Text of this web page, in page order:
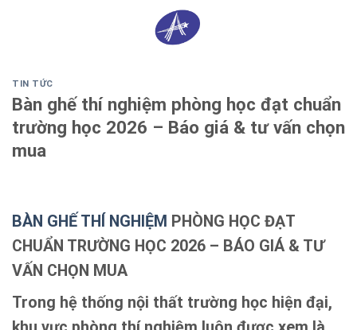
TIN TỨC
Bàn ghế thí nghiệm phòng học đạt chuẩn
trường học 2026 – Báo giá & tư vấn chọn
mua
BÀN GHẾ THÍ NGHIỆM PHÒNG HỌC ĐẠT
CHUẨN TRƯỜNG HỌC 2026 – BÁO GIÁ & TƯ
VẤN CHỌN MUA
Trong hệ thống nội thất trường học hiện đại,